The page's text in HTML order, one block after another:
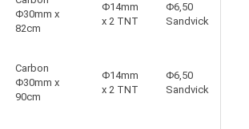
Φ30mm x
82cm
Φ14mm
x 2 TNT
Φ6,50
Sandvick
Carbon
Φ30mm x
90cm
Φ14mm
x 2 TNT
Φ6,50
Sandvick